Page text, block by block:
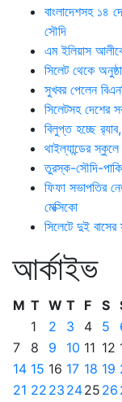
বাংলাদেশসহ ১৪
সৌদি
এম ইলিয়াস
সিলেট থেকে
সুখবর পেলেন
সিলেটসহ দেশের
বিলুপ্ত হচ্ছে
থাইল্যান্ডের স্কুলে
তুরস্ক-সৌদি-
ফিফা সভাপতির
মেক্সিকো
সিলেটে দুই বাসের
আর্কাইভ
M T W T F S
1
2 3 4 5
7
8 9 10 11 12
14 15 16 17 18 19
21 22 23 2425 26